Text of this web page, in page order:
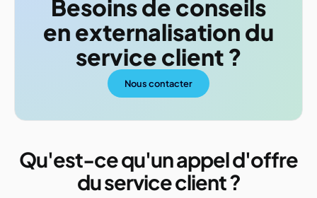
Besoins de conseils
en externalisation du
service client ?
Nous contacter
Qu'est-ce qu'un appel d'offre
du service client ?